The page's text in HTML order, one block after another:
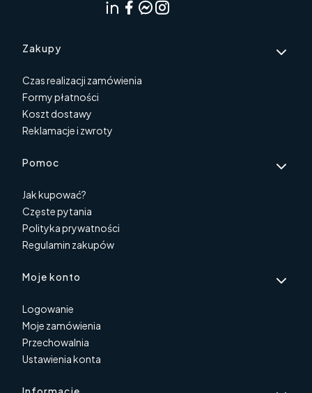
Linki w stopce
Zakupy
Czas realizacji zamówienia
Formy płatności
Koszt dostawy
Reklamacje i zwroty
Pomoc
Jak kupować?
Częste pytania
Polityka prywatności
Regulamin zakupów
Moje konto
Logowanie
Moje zamówienia
Przechowalnia
Ustawienia konta